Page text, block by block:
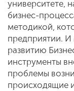
университете,
бизнес-
методикой,
предприятии. И
развитию
инструменты
проблемы
происходящие